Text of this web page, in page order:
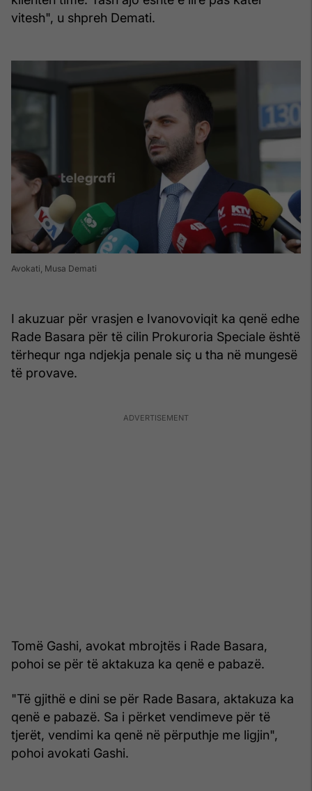
vitesh", u shpreh Demati.
Avokati, Musa Demati
I akuzuar për vrasjen e Ivanovoviqit ka qenë edhe
Rade Basara për të cilin Prokuroria Speciale është
tërhequr nga ndjekja penale siç u tha në mungesë
të provave.
Tomë Gashi, avokat mbrojtës i Rade Basara,
pohoi se për të aktakuza ka qenë e pabazë.
"Të gjithë e dini se për Rade Basara, aktakuza ka
qenë e pabazë. Sa i përket vendimeve për të
tjerët, vendimi ka qenë në përputhje me ligjin",
pohoi avokati Gashi.